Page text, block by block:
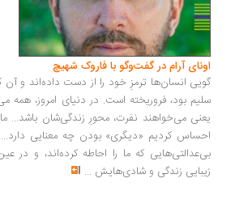
آرام در گفت‌وگو با فاروک شهیچ‭
انسان‌ها ترمزِ خود را از دست داده‌اند و آن کُدِ
بود، فروریخته است. در دنیای امروز، همه
می‌خواهند نفرت، محورِ زندگی‌شان باشد... ما با
کردیم «دیگری» بودن چه معنایی دارد...
که ما را احاطه کرده‌اند، و در عین
زندگی و شادی‌هایش...